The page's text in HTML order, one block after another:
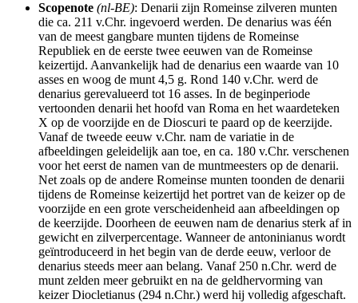
Scopenote (nl-BE): Denarii zijn Romeinse zilveren munten
die ca. 211 v.Chr. ingevoerd werden. De denarius was één
van de meest gangbare munten tijdens de Romeinse
Republiek en de eerste twee eeuwen van de Romeinse
keizertijd. Aanvankelijk had de denarius een waarde van 10
asses en woog de munt 4,5 g. Rond 140 v.Chr. werd de
denarius gerevalueerd tot 16 asses. In de beginperiode
vertoonden denarii het hoofd van Roma en het waardeteken
X op de voorzijde en de Dioscuri te paard op de keerzijde.
Vanaf de tweede eeuw v.Chr. nam de variatie in de
afbeeldingen geleidelijk aan toe, en ca. 180 v.Chr. verschenen
voor het eerst de namen van de muntmeesters op de denarii.
Net zoals op de andere Romeinse munten toonden de denarii
tijdens de Romeinse keizertijd het portret van de keizer op de
voorzijde en een grote verscheidenheid aan afbeeldingen op
de keerzijde. Doorheen de eeuwen nam de denarius sterk af in
gewicht en zilverpercentage. Wanneer de antoninianus wordt
geïntroduceerd in het begin van de derde eeuw, verloor de
denarius steeds meer aan belang. Vanaf 250 n.Chr. werd de
munt zelden meer gebruikt en na de geldhervorming van
keizer Diocletianus (294 n.Chr.) werd hij volledig afgeschaft.